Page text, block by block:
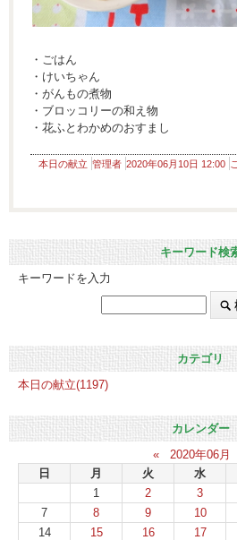
・ごはん
・けいちゃん
・がんもの煮物
・ブロッコリーの和え物
・花ふとわかめのおすまし
本日の献立 管理者 2020年06月10日 12:00
キーワード検
キーワードを入力
カテゴリ
本日の献立(1197)
カレンダー
«
2020年06月
日
月 火 水
1
2 3
7
8 9 10
14
15 16 17